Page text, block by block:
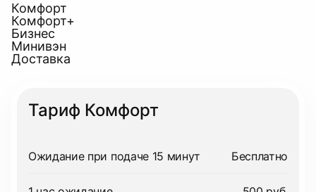
Комфорт
Комфорт+
Бизнес
Минивэн
Доставка
Тариф Комфорт
Ожидание при подаче 15 минут Бесплатно